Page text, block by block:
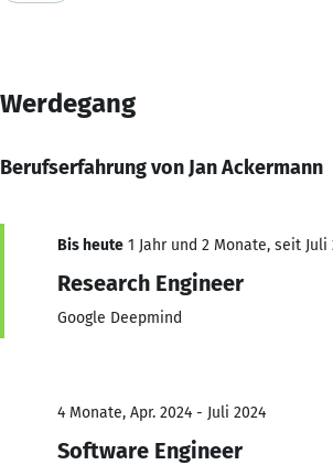
Werdegang
Berufserfahrung von Jan Ackermann
Bis heute 1 Jahr und 2 Monate, seit Juli
Research Engineer
Google Deepmind
4 Monate, Apr. 2024 - Juli 2024
Software Engineer